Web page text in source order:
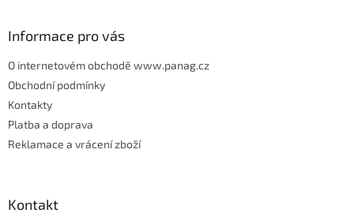
Informace pro vás
O internetovém obchodě www.panag.cz
Obchodní podmínky
Kontakty
Platba a doprava
Reklamace a vrácení zboží
Kontakt